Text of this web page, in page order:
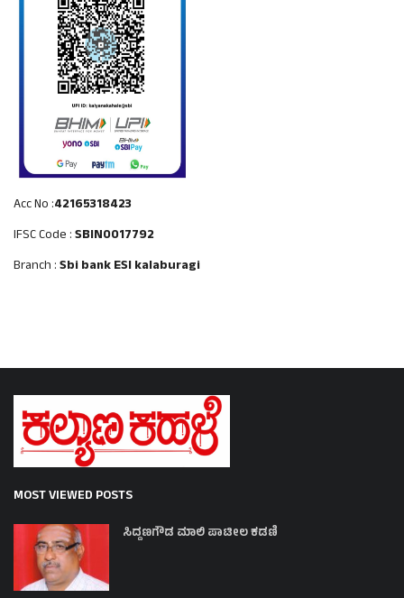
Acc No :42165318423
IFSC Code :SBIN0017792
Branch :Sbi bank ESI kalaburagi
MOST VIEWED POSTS
ಸಿದ್ದಣಗೌಡ ಮಾಲಿ ಪಾಟೀಲ ಕಡಣಿ